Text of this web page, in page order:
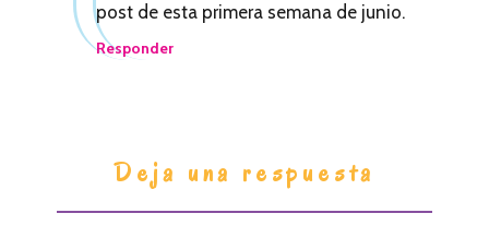
post de esta primera semana de junio.
Responder
Deja una respuesta